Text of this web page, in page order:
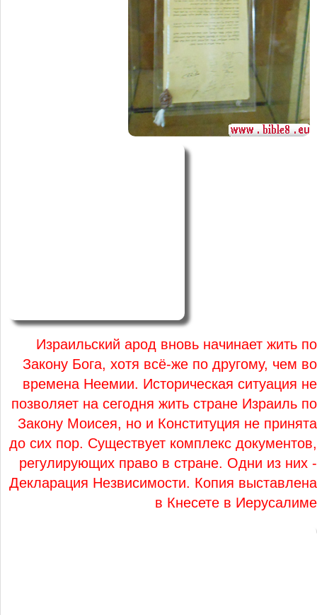
Израильский арод вновь начинает жить по
Закону Бога, хотя всё-же по другому, чем во
времена Неемии. Историческая ситуация не
позволяет на сегодня жить стране Израиль по
Закону Моисея, но и Конституция не принята
до сих пор. Существует комплекс документов,
регулирующих право в стране. Одни из них -
Декларация Незвисимости. Копия выставлена
в Кнесете в Иерусалиме